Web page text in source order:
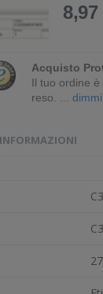
8,97
Acquisto
Il tuo ordine
reso.
...